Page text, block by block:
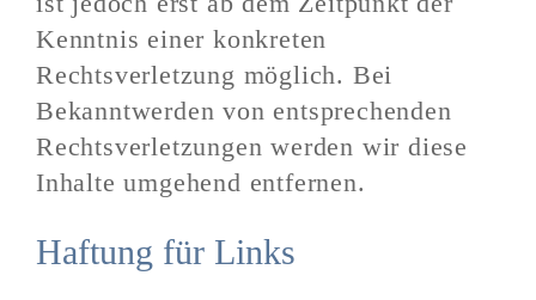
Kenntnis einer konkreten
Rechtsverletzung möglich. Bei
Bekanntwerden von entsprechenden
Rechtsverletzungen werden wir diese
Inhalte umgehend entfernen.
Haftung für Links